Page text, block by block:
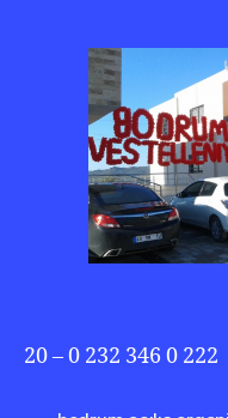
0
20 – 0 232 346 0 222